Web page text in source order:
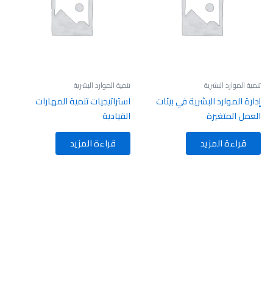
تنمية الموارد البشرية
إدارة الموارد البشرية في بيئات
العمل المتغيرة
قراءة المزيد
تنمية الموارد البشرية
استراتيجيات تنمية المهارات
القيادية
قراءة المزيد